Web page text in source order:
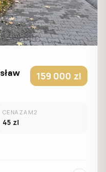
159 000 zl
CENA ZA M2
45 zl